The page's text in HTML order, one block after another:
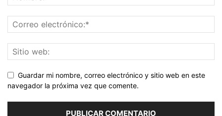
Guardar mi nombre, correo electrónico y sitio web en este
navegador la próxima vez que comente.